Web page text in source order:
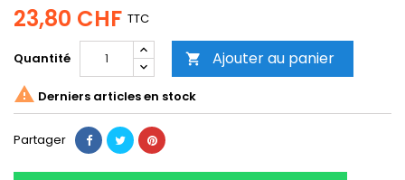
23,80 CHF TTC
Quantité  Ajouter au panier
 Derniers articles en stock
Partager